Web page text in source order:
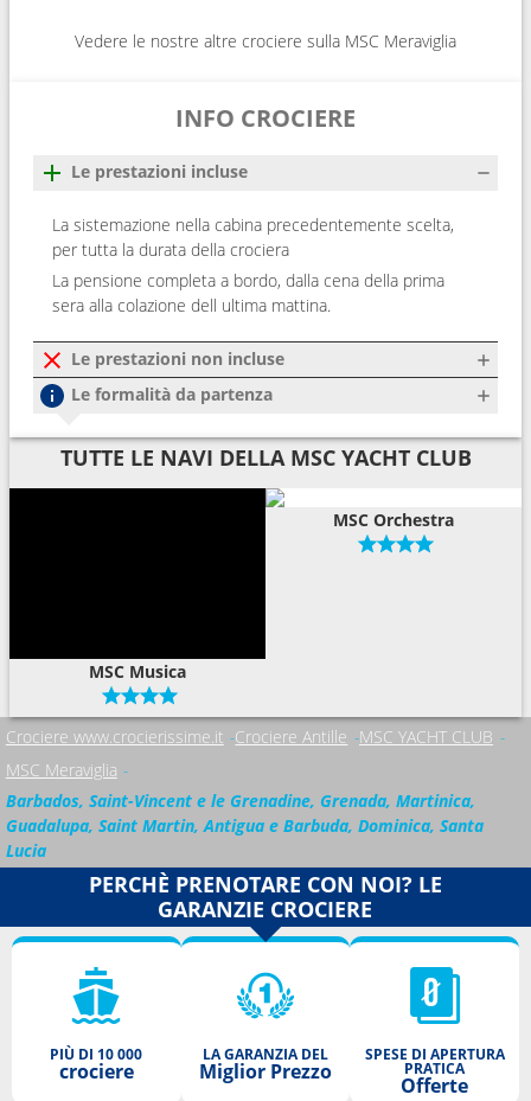
Vedere le nostre altre crociere sulla MSC Meraviglia
INFO CROCIERE
Le prestazioni incluse
La sistemazione nella cabina precedentemente scelta,
per tutta la durata della crociera
La pensione completa a bordo, dalla cena della prima
sera alla colazione dell ultima mattina.
Le prestazioni non incluse
Le formalità da partenza
TUTTE LE NAVI DELLA MSC YACHT CLUB
MSC Musica
MSC Orchestra
Crociere www.crocierissime.it Crociere Antille MSC YACHT CLUB
MSC Meraviglia
Barbados, Saint-Vincent e le Grenadine, Grenada, Martinica,
Guadalupa, Saint Martin, Antigua e Barbuda, Dominica, Santa
Lucia
PERCHÈ PRENOTARE CON NOI? LE
GARANZIE CROCIERE
PIÙ DI 10 000
crociere
LA GARANZIA DEL
Miglior Prezzo
SPESE DI APERTURA
PRATICA
Offerte